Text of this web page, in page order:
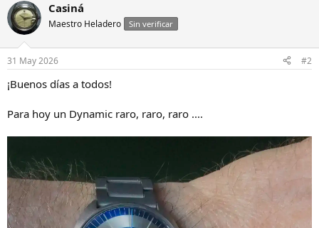
c
c
i
e
:
Casiná
Maestro Heladero Sin verificar
31 May 2026 #2
¡Buenos días a todos!
Para hoy un Dynamic raro, raro, raro ....